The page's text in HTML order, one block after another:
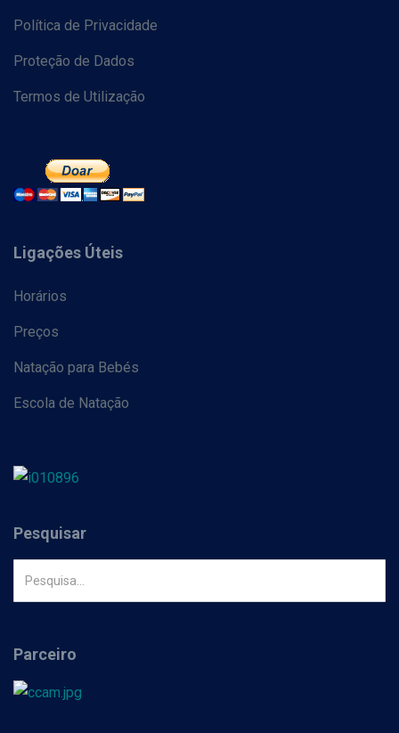
Política de Privacidade
Proteção de Dados
Termos de Utilização
Ligações Úteis
Horários
Preços
Natação para Bebés
Escola de Natação
Pesquisar
Parceiro